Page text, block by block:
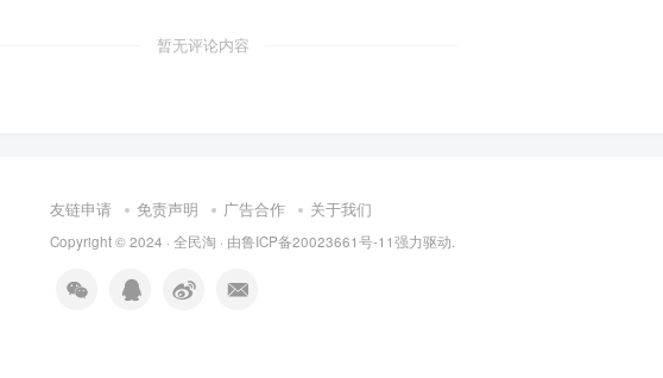
暂无评论内容
友链申请 免责声明 广告合作 关于我们
Copyright © 2024 · 全民淘 · 由鲁ICP备20023661号-11强力驱动.